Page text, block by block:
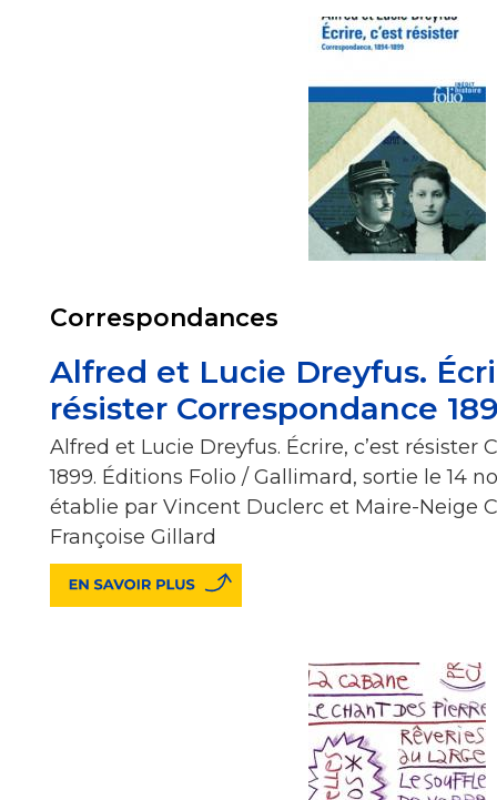
Correspondances
Alfred et Lucie Dreyfus.
résister Correspondance
Alfred et Lucie Dreyfus. Écrire, c’est résister
1899. Éditions Folio / Gallimard, sortie le 14
établie par Vincent Duclerc et Maire-Neige
Françoise Gillard